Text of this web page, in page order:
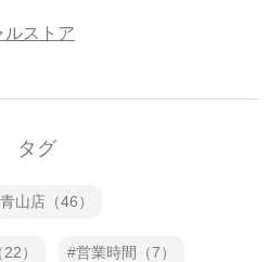
ルストア
タグ
山店（46）
） 営業時間（7）